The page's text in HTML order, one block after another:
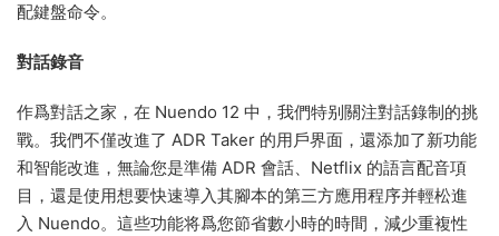
配鍵盤命令。
對話錄音
作爲對話之家，在 Nuendo 12 中，我們特别關注對話錄制的挑
戰。我們不僅改進了 ADR Taker 的用戶界面，還添加了新功能
和智能改進，無論您是準備 ADR 會話、Netflix 的語言配音項
目，還是使用想要快速導入其腳本的第三方應用程序并輕松進
入 Nuendo。這些功能将爲您節省數小時的時間，減少重複性